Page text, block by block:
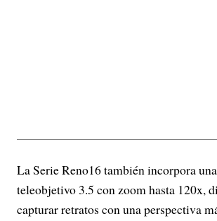
La Serie Reno16 también incorpora
teleobjetivo 3.5 con zoom hasta 120x,
capturar retratos con una perspectiva